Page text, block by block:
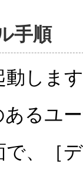
手順
動しま
あるユ
で、［